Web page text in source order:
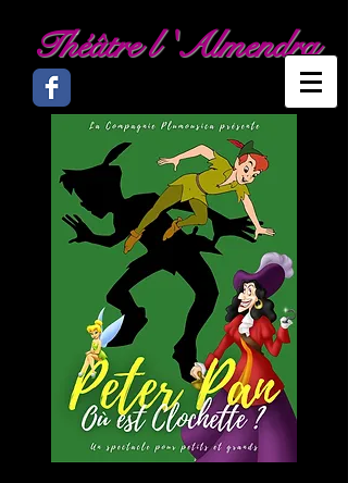
Théâtre l 'Almendra